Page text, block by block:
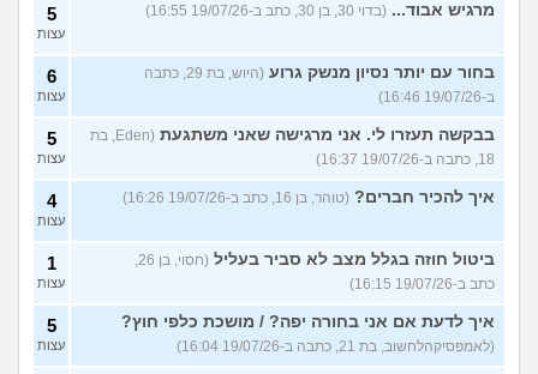
מרגיש אבוד... (בדוי 30, בן 30, כתב ב-19/07/26 16:55) 5
עצות
בחור עם יותר נסיון מנשק גרוע
(היוש, בת 29, כתבה
ב-19/07/26 16:46)
6
עצות
בבקשה תעזרו לי. אני מרגישה שאני משתגעת
(Eden, בת
18, כתבה ב-19/07/26 16:37)
5
עצות
איך להכיר חברים? (טוהר, בן 16, כתב ב-19/07/26 16:26) 4
עצות
ביטול חוזה בגלל מצב לא סביר בעליל
(חסוי, בן 26,
כתב ב-19/07/26 16:15)
1
עצות
איך לדעת אם אני בחורה יפה? / מושכת כלפי חוץ?
(לאמפסיקהלחשוב, בת 21, כתבה ב-19/07/26 16:04)
5
עצות